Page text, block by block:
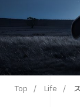
Top Life